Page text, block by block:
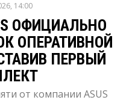
14:00
ОФИЦИАЛЬНО
ОПЕРАТИВНОЙ
ПЕРВЫЙ
от компании ASUS